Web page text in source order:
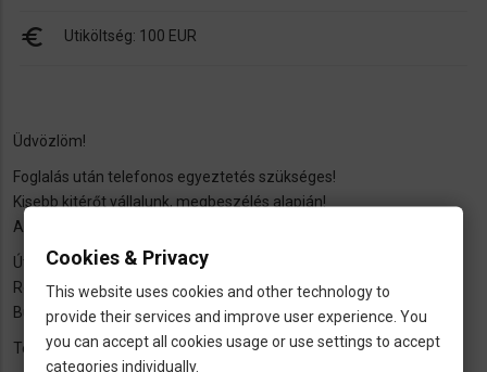
euro Utiköltség: 100 EUR
Üdvözlöm!
Foglalás után telefonos egyeztetés szükséges!
Kisebb kitérőt vállalunk, megbeszélés alapján!
Az érkezési idő a forgalmi viszonyok függvényében változhat!
Útvonal: Dortmund-Siegen-Frankfurt-Hanau-Würzburg-Nürnberg-
Regensburg-Passau-Linz-Sankt Pölten-Bécs-Győr-Tatabánya-
Budapest-Kecskemét-Szeged
Tel.: 30/3835477
Cookies & Privacy
This website uses cookies and other technology to
provide their services and improve user experience. You
you can accept all cookies usage or use settings to accept
categories individually.